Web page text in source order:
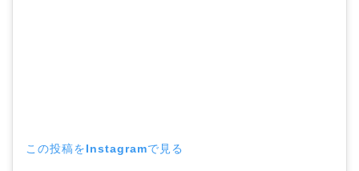
この投稿をInstagramで見る